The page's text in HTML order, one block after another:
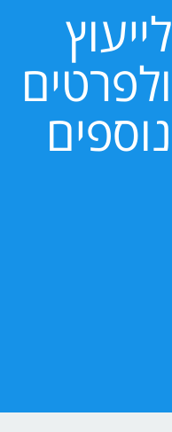
לייעוץ
ולפרטים
נוספים